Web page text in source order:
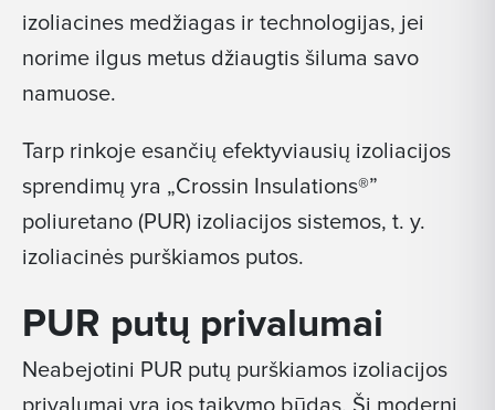
izoliacines medžiagas ir technologijas, jei
norime ilgus metus džiaugtis šiluma savo
namuose.
Tarp rinkoje esančių efektyviausių izoliacijos
sprendimų yra „Crossin Insulations®”
poliuretano (PUR) izoliacijos sistemos, t. y.
izoliacinės purškiamos putos.
PUR putų privalumai
Neabejotini PUR putų purškiamos izoliacijos
privalumai yra jos taikymo būdas. Ši moderni